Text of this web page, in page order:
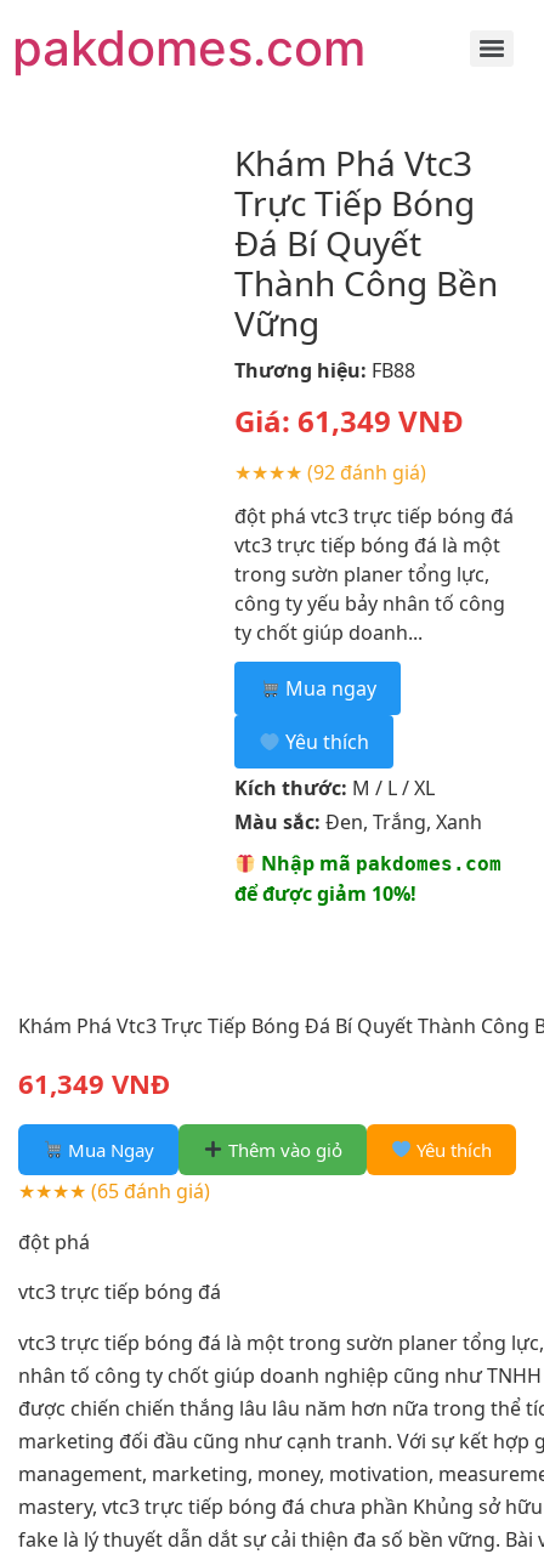
pakdomes.com
Khám Phá Vtc3
Trực Tiếp Bóng
Đá Bí Quyết
Thành Công Bền
Vững
Thương hiệu: FB88
Giá: 61,349 VNĐ
★★★★ (92 đánh giá)
đột phá vtc3 trực tiếp bóng đá
vtc3 trực tiếp bóng đá là một
trong sườn planer tổng lực,
công ty yếu bảy nhân tố công
ty chốt giúp doanh...
Mua ngay
Yêu thích
Kích thước: M / L / XL
Màu sắc: Đen, Trắng, Xanh
Nhập mã pakdomes.com
để được giảm 10%!
Khám Phá Vtc3 Trực Tiếp Bóng Đá Bí Quyết Thành Công
61,349 VNĐ
Mua Ngay Thêm vào giỏ Yêu thích
★★★★ (65 đánh giá)
đột phá
vtc3 trực tiếp bóng đá
vtc3 trực tiếp bóng đá là một trong sườn planer tổng
nhân tố công ty chốt giúp doanh nghiệp cũng như
được chiến chiến thắng lâu lâu năm hơn nữa trong thể
marketing đối đầu cũng như cạnh tranh. Với sự kết hợp
management, marketing, money, motivation,
mastery, vtc3 trực tiếp bóng đá chưa phần Khủng sở
fake là lý thuyết dẫn dắt sự cải thiện đa số bền vững. Bài